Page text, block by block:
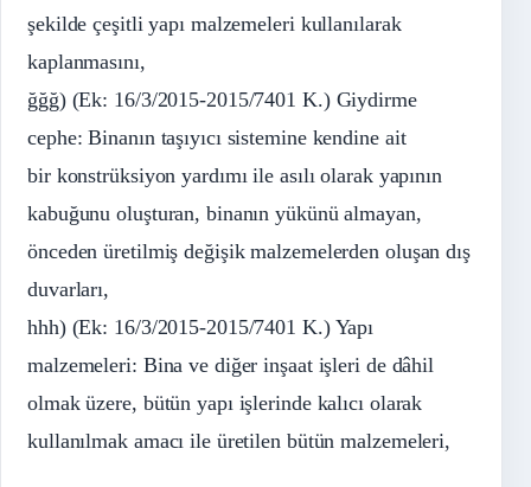
şekilde çeşitli yapı malzemeleri kullanılarak
kaplanmasını,
ğğğ) (Ek: 16/3/2015-2015/7401 K.) Giydirme
cephe: Binanın taşıyıcı sistemine kendine ait
bir konstrüksiyon yardımı ile asılı olarak yapının
kabuğunu oluşturan, binanın yükünü almayan,
önceden üretilmiş değişik malzemelerden oluşan dış
duvarları,
hhh) (Ek: 16/3/2015-2015/7401 K.) Yapı
malzemeleri: Bina ve diğer inşaat işleri de dâhil
olmak üzere, bütün yapı işlerinde kalıcı olarak
kullanılmak amacı ile üretilen bütün malzemeleri,